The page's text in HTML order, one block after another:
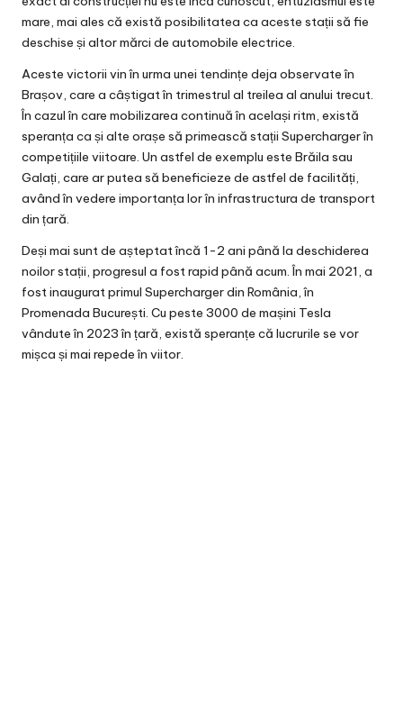
mare, mai ales că există posibilitatea ca aceste stații să fie
deschise și altor mărci de automobile electrice.
Aceste victorii vin în urma unei tendințe deja observate în
Brașov, care a câștigat în trimestrul al treilea al anului trecut.
În cazul în care mobilizarea continuă în același ritm, există
speranța ca și alte orașe să primească stații Supercharger în
competițiile viitoare. Un astfel de exemplu este Brăila sau
Galați, care ar putea să beneficieze de astfel de facilități,
având în vedere importanța lor în infrastructura de transport
din țară.
Deși mai sunt de așteptat încă 1-2 ani până la deschiderea
noilor stații, progresul a fost rapid până acum. În mai 2021, a
fost inaugurat primul Supercharger din România, în
Promenada București. Cu peste 3000 de mașini Tesla
vândute în 2023 în țară, există speranțe că lucrurile se vor
mișca și mai repede în viitor.